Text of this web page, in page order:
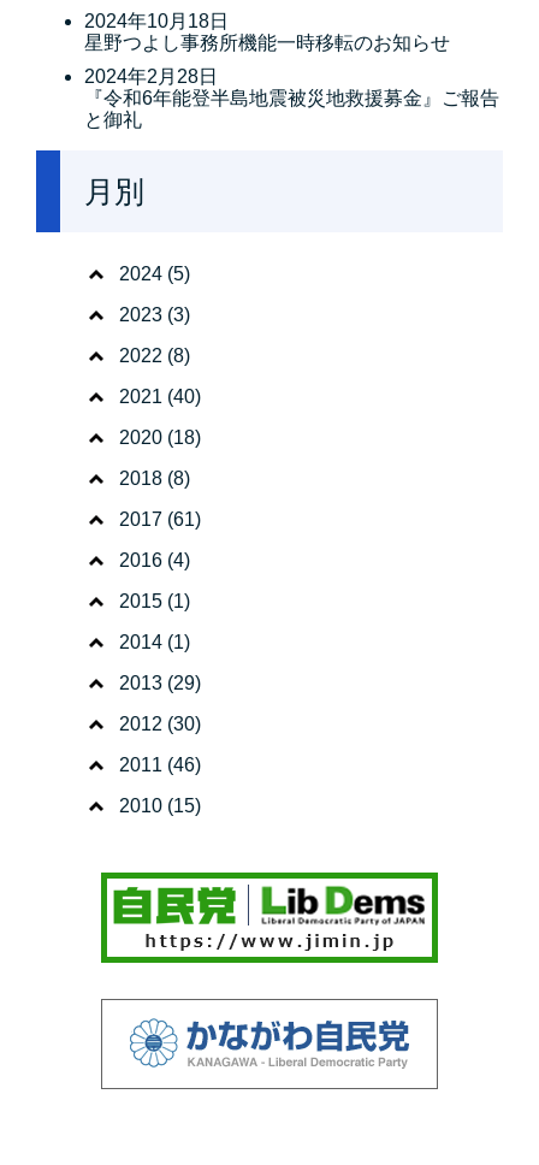
2024年10月18日
星野つよし事務所機能一時移転のお知らせ
2024年2月28日
『令和6年能登半島地震被災地救援募金』ご報告
と御礼
月別
2024 (5)
2023 (3)
2022 (8)
2021 (40)
2020 (18)
2018 (8)
2017 (61)
2016 (4)
2015 (1)
2014 (1)
2013 (29)
2012 (30)
2011 (46)
2010 (15)